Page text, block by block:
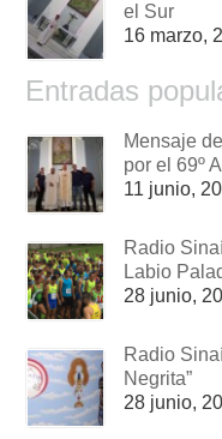
el Sur
16 marzo,
Entradas
Mensaje
por el 69º
11 junio,
Radio
Labio
28 junio,
Radio
Negrita”
28 junio,